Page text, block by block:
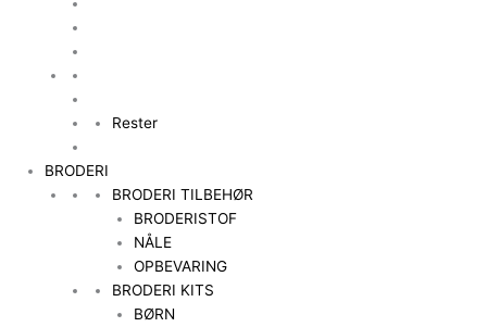
Rester
BRODERI
BRODERI TILBEHØR
BRODERISTOF
NÅLE
OPBEVARING
BRODERI KITS
BØRN